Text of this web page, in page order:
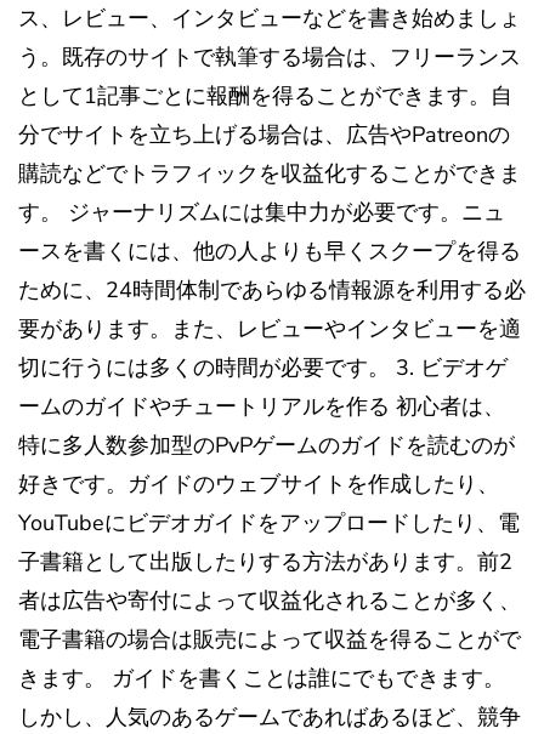
ス、レビュー、インタビューなどを書き始めましょ
う。既存のサイトで執筆する場合は、フリーランス
として1記事ごとに報酬を得ることができます。自
分でサイトを立ち上げる場合は、広告やPatreonの
購読などでトラフィックを収益化することができま
す。 ジャーナリズムには集中力が必要です。ニュ
ースを書くには、他の人よりも早くスクープを得る
ために、24時間体制であらゆる情報源を利用する必
要があります。また、レビューやインタビューを適
切に行うには多くの時間が必要です。 3. ビデオゲ
ームのガイドやチュートリアルを作る 初心者は、
特に多人数参加型のPvPゲームのガイドを読むのが
好きです。ガイドのウェブサイトを作成したり、
YouTubeにビデオガイドをアップロードしたり、電
子書籍として出版したりする方法があります。前2
者は広告や寄付によって収益化されることが多く、
電子書籍の場合は販売によって収益を得ることがで
きます。 ガイドを書くことは誰にでもできます。
しかし、人気のあるゲームであればあるほど、競争